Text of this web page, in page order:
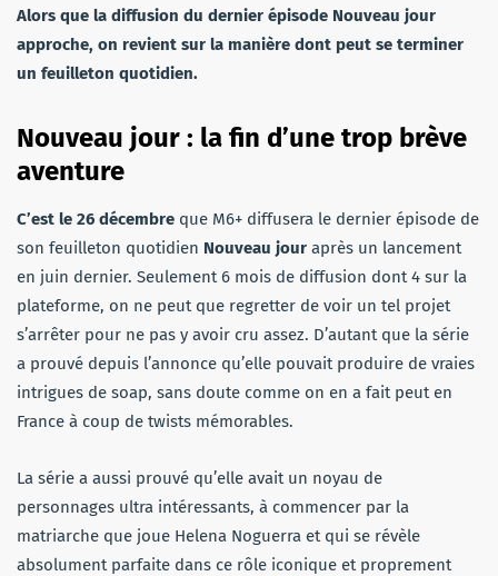
Alors que la diffusion du dernier épisode Nouveau jour
approche, on revient sur la manière dont peut se terminer
un feuilleton quotidien.
Nouveau jour : la fin d’une trop brève
aventure
C’est le 26 décembre que M6+ diffusera le dernier épisode de
son feuilleton quotidien Nouveau jour après un lancement
en juin dernier. Seulement 6 mois de diffusion dont 4 sur la
plateforme, on ne peut que regretter de voir un tel projet
s’arrêter pour ne pas y avoir cru assez. D’autant que la série
a prouvé depuis l’annonce qu’elle pouvait produire de vraies
intrigues de soap, sans doute comme on en a fait peut en
France à coup de twists mémorables.
La série a aussi prouvé qu’elle avait un noyau de
personnages ultra intéressants, à commencer par la
matriarche que joue Helena Noguerra et qui se révèle
absolument parfaite dans ce rôle iconique et proprement